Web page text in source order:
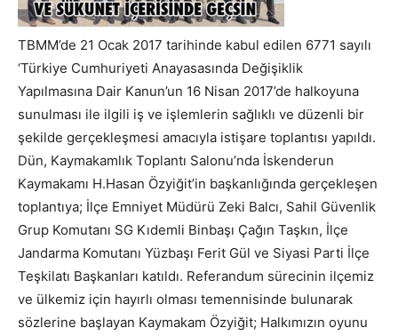
TBMM’de 21 Ocak 2017 tarihinde kabul edilen 6771 sayılı
‘Türkiye Cumhuriyeti Anayasasında Değişiklik
Yapılmasına Dair Kanun’un 16 Nisan 2017’de halkoyuna
sunulması ile ilgili iş ve işlemlerin sağlıklı ve düzenli bir
şekilde gerçekleşmesi amacıyla istişare toplantısı yapıldı.
Dün, Kaymakamlık Toplantı Salonu’nda İskenderun
Kaymakamı H.Hasan Özyiğit’in başkanlığında gerçekleşen
toplantıya; İlçe Emniyet Müdürü Zeki Balcı, Sahil Güvenlik
Grup Komutanı SG Kıdemli Binbaşı Çağın Taşkın, İlçe
Jandarma Komutanı Yüzbaşı Ferit Gül ve Siyasi Parti İlçe
Teşkilatı Başkanları katıldı. Referandum sürecinin ilçemiz
ve ülkemiz için hayırlı olması temennisinde bulunarak
sözlerine başlayan Kaymakam Özyiğit; Halkımızın oyunu